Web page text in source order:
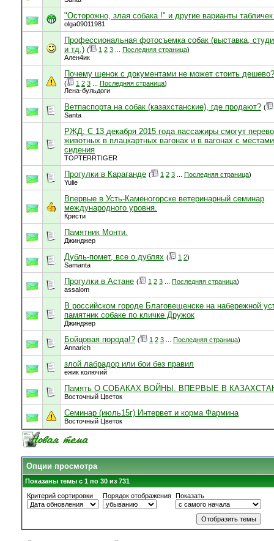
"Осторожно, злая собака !" и другие варианты
olga09011981
Профессиональная фотосъемка собак (выставка,
и тд.) ( 1 2 3 Последняя страница)
Ален4ик
Почему щенок с документами не может стоить
( 1 2 3 Последняя страница)
Лена-бульдоги
Ветпаспорта на собак (казахстанские), где продают? (
Santa
РЖД: C 13 декабря 2015 года пассажиры смогут
животных в плацкартных вагонах и в вагонах с
сидения
TOPTERRTIGER
Прогулки в Караганде ( 1 2 3 Последняя страница)
Yulie
Впервые в Усть-Каменогорске ветеринарный семинар
международного уровня.
Кристи
Памятник Монти.
Джинджер
Дубль-помет, все о дублях ( 1 2)
Samanta
Прогулки в Астане ( 1 2 3 Последняя страница)
assalom
В российском городе Благовещенске на набережной
памятник собаке по кличке Дружок
Джинджер
Бойцовая порода!? ( 1 2 3 Последняя страница)
Annarich
злой лабрадор или бои без правил
ежик колючий
Память О СОБАКАХ ВОЙНЫ. ВПЕРВЫЕ В
Восточный Цветок
Семинар (июль15г) Интервет и корма Фармина
Восточный Цветок
Опции просмотра
Показаны темы с 1 по 30 из 731
Критерий сортировки
Порядок отображения Показать